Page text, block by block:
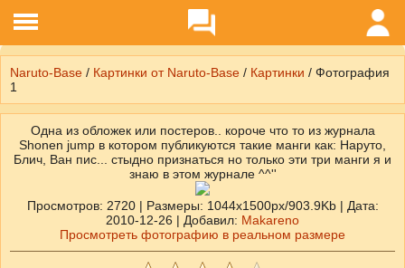
Naruto-Base / Картинки от Naruto-Base / Картинки / Фотография
1
Одна из обложек или постеров.. короче что то из журнала
Shonen jump в котором публикуются такие манги как: Наруто,
Блич, Ван пис... стыдно признаться но только эти три манги я и
знаю в этом журнале ^^''
Просмотров: 2720 | Размеры: 1044x1500px/903.9Kb | Дата:
2010-12-26 | Добавил: Makareno
Просмотреть фотографию в реальном размере